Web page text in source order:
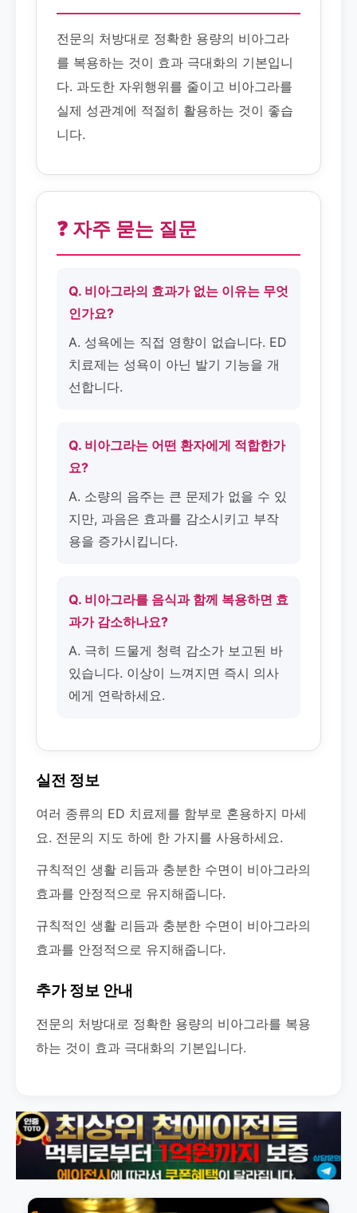
전문의 처방대로 정확한 용량의 비아그라
를 복용하는 것이 효과 극대화의 기본입니
다. 과도한 자위행위를 줄이고 비아그라를
실제 성관계에 적절히 활용하는 것이 좋습
니다.
❓ 자주 묻는 질문
Q. 비아그라의 효과가 없는 이유는 무엇
인가요?
A. 성욕에는 직접 영향이 없습니다. ED
치료제는 성욕이 아닌 발기 기능을 개
선합니다.
Q. 비아그라는 어떤 환자에게 적합한가
요?
A. 소량의 음주는 큰 문제가 없을 수 있
지만, 과음은 효과를 감소시키고 부작
용을 증가시킵니다.
Q. 비아그라를 음식과 함께 복용하면 효
과가 감소하나요?
A. 극히 드물게 청력 감소가 보고된 바
있습니다. 이상이 느껴지면 즉시 의사
에게 연락하세요.
실전 정보
여러 종류의 ED 치료제를 함부로 혼용하지 마세
요. 전문의 지도 하에 한 가지를 사용하세요.
규칙적인 생활 리듬과 충분한 수면이 비아그라의
효과를 안정적으로 유지해줍니다.
규칙적인 생활 리듬과 충분한 수면이 비아그라의
효과를 안정적으로 유지해줍니다.
추가 정보 안내
전문의 처방대로 정확한 용량의 비아그라를 복용
하는 것이 효과 극대화의 기본입니다.